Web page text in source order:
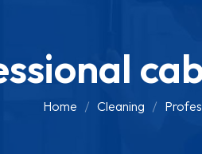
PLUMBING
ELECTRICIAN
Home Cleaning